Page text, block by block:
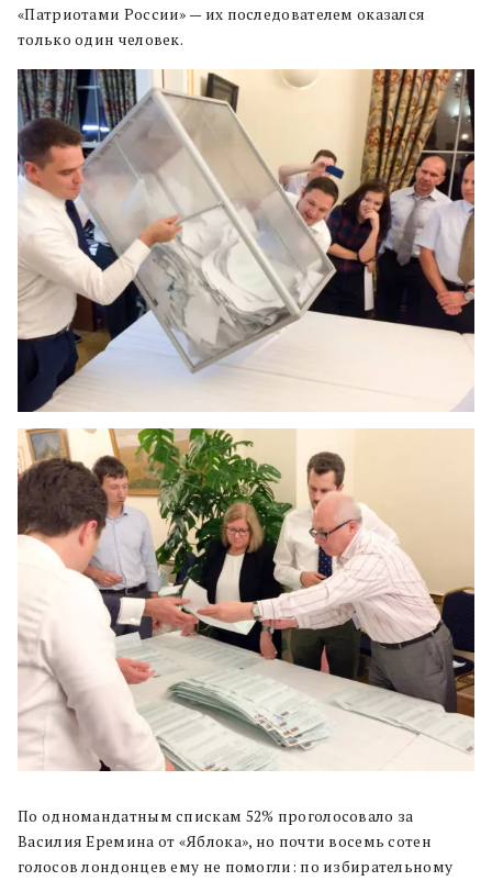
«Патриотами России» — их последователем оказался
только один человек.
По одномандатным спискам 52% проголосовало за
Василия Еремина от «Яблока», но почти восемь сотен
голосов лондонцев ему не помогли: по избирательному